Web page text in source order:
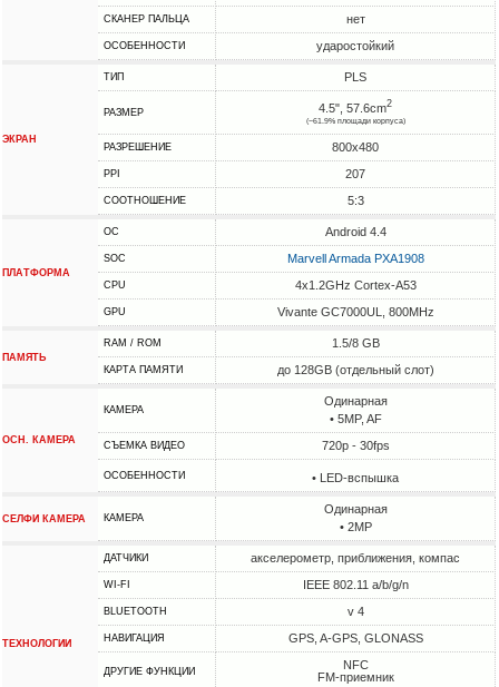
СКАНЕР ПАЛЬЦА нет
ОСОБЕННОСТИ ударостойкий
ЭКРАН
ТИП PLS
РАЗМЕР 4.5", 57.6cm2
(~61.9% площади корпуса)
РАЗРЕШЕНИЕ 800x480
PPI 207
СООТНОШЕНИЕ 5:3
ПЛАТФОРМА
ОС Android 4.4
SOC Marvell Armada PXA1908
CPU 4x1.2GHz Cortex-A53
GPU Vivante GC7000UL, 800MHz
ПАМЯТЬ
RAM / ROM 1.5/8 GB
КАРТА ПАМЯТИ до 128GB (отдельный слот)
ОСН. КАМЕРА
КАМЕРА
Одинарная
• 5MP, AF
СЪЕМКА ВИДЕО 720p - 30fps
ОСОБЕННОСТИ • LED-вспышка
СЕЛФИ КАМЕРА КАМЕРА
Одинарная
• 2MP
ТЕХНОЛОГИИ
ДАТЧИКИ акселерометр, приближения, компас
WI-FI IEEE 802.11 a/b/g/n
BLUETOOTH v 4
НАВИГАЦИЯ GPS, A-GPS, GLONASS
ДРУГИЕ ФУНКЦИИ
NFC
FM-приемник